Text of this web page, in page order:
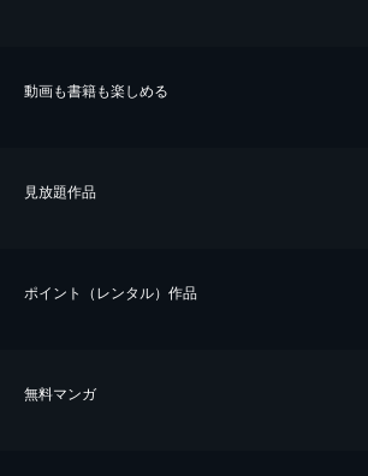
動画も書籍も楽しめる
⾒放題作品
ポイント（レンタル）作品
無料マンガ